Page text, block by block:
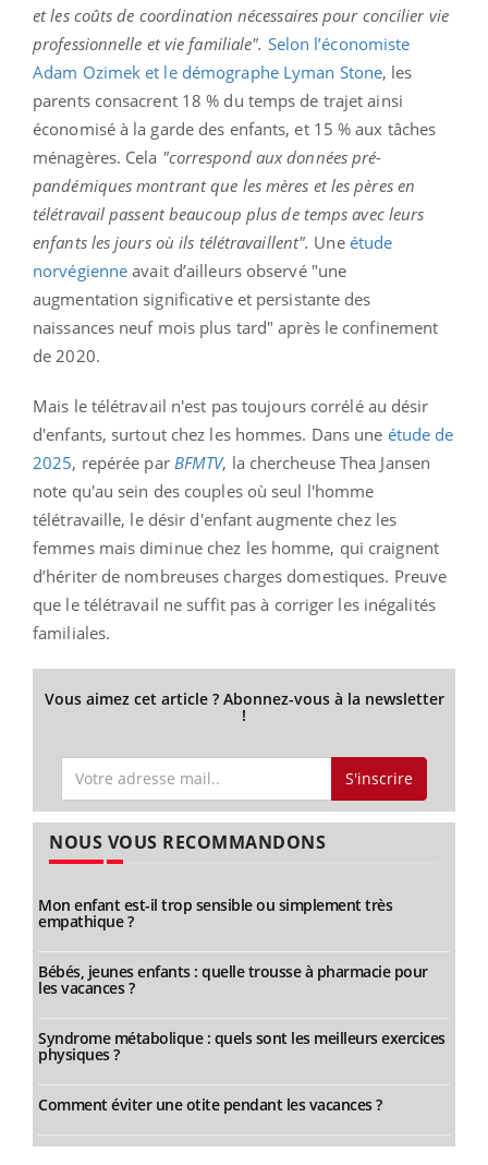
et les coûts de coordination nécessaires pour concilier vie
professionnelle et vie familiale". Selon l’économiste
Adam Ozimek et le démographe Lyman Stone, les
parents consacrent 18 % du temps de trajet ainsi
économisé à la garde des enfants, et 15 % aux tâches
ménagères. Cela "correspond aux données pré-
pandémiques montrant que les mères et les pères en
télétravail passent beaucoup plus de temps avec leurs
enfants les jours où ils télétravaillent". Une étude
norvégienne avait d’ailleurs observé "une
augmentation significative et persistante des
naissances neuf mois plus tard" après le confinement
de 2020.
Mais le télétravail n'est pas toujours corrélé au désir
d'enfants, surtout chez les hommes. Dans une étude de
2025, repérée par BFMTV, la chercheuse Thea Jansen
note qu'au sein des couples où seul l'homme
télétravaille, le désir d'enfant augmente chez les
femmes mais diminue chez les homme, qui craignent
d’hériter de nombreuses charges domestiques. Preuve
que le télétravail ne suffit pas à corriger les inégalités
familiales.
Vous aimez cet article ? Abonnez-vous à la newsletter
!
S'inscrire
NOUS VOUS RECOMMANDONS
Mon enfant est-il trop sensible ou simplement très
empathique ?
Bébés, jeunes enfants : quelle trousse à pharmacie pour
les vacances ?
Syndrome métabolique : quels sont les meilleurs exercices
physiques ?
Comment éviter une otite pendant les vacances ?